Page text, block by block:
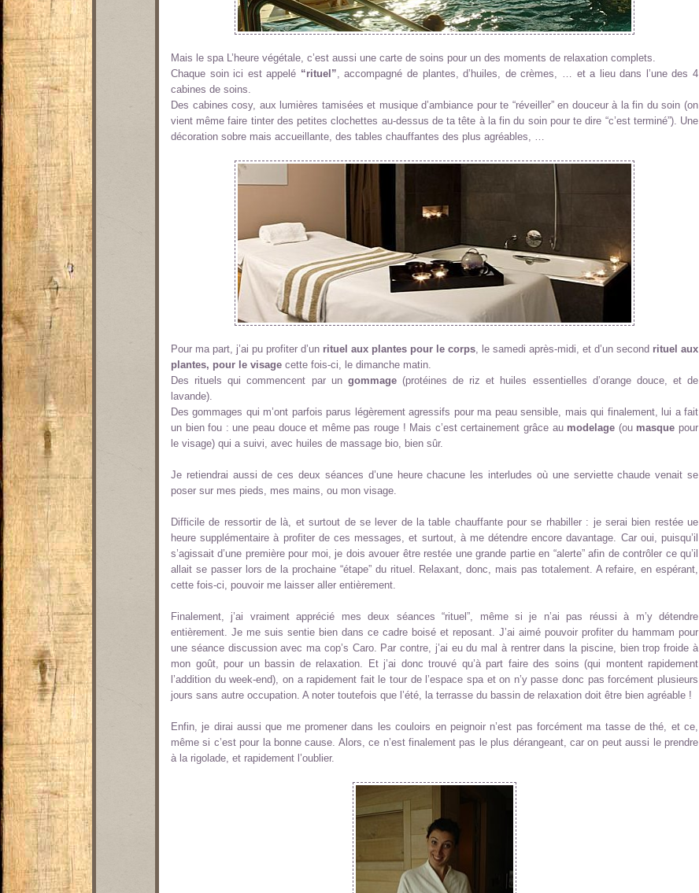
Mais le spa L’heure végétale, c’est aussi une carte de soins pour un des moments de relaxation complets.
Chaque soin ici est appelé “rituel”, accompagné de plantes, d’huiles, de crèmes, … et a lieu dans l’une des 4
cabines de soins.
Des cabines cosy, aux lumières tamisées et musique d’ambiance pour te “réveiller” en douceur à la fin du soin (on
vient même faire tinter des petites clochettes au-dessus de ta tête à la fin du soin pour te dire “c’est terminé”). Une
décoration sobre mais accueillante, des tables chauffantes des plus agréables, …
Pour ma part, j’ai pu profiter d’un rituel aux plantes pour le corps, le samedi après-midi, et d’un second rituel aux
plantes, pour le visage cette fois-ci, le dimanche matin.
Des rituels qui commencent par un gommage(protéines de riz et huiles essentielles d’orange douce, et de
lavande).
Des gommages qui m’ont parfois parus légèrement agressifs pour ma peau sensible, mais qui finalement, lui a fait
un bien fou : une peau douce et même pas rouge ! Mais c’est certainement grâce au modelage (ou masque pour
le visage) qui a suivi, avec huiles de massage bio, bien sûr.
Je retiendrai aussi de ces deux séances d’une heure chacune les interludes où une serviette chaude venait se
poser sur mes pieds, mes mains, ou mon visage.
Difficile de ressortir de là, et surtout de se lever de la table chauffante pour se rhabiller : je serai bien restée ue
heure supplémentaire à profiter de ces messages, et surtout, à me détendre encore davantage. Car oui, puisqu’il
s’agissait d’une première pour moi, je dois avouer être restée une grande partie en “alerte” afin de contrôler ce qu’il
allait se passer lors de la prochaine “étape” du rituel. Relaxant, donc, mais pas totalement. A refaire, en espérant,
cette fois-ci, pouvoir me laisser aller entièrement.
Finalement, j’ai vraiment apprécié mes deux séances “rituel”, même si je n’ai pas réussi à m’y détendre
entièrement. Je me suis sentie bien dans ce cadre boisé et reposant. J’ai aimé pouvoir profiter du hammam pour
une séance discussion avec ma cop’s Caro. Par contre, j’ai eu du mal à rentrer dans la piscine, bien trop froide à
mon goût, pour un bassin de relaxation. Et j’ai donc trouvé qu’à part faire des soins (qui montent rapidement
l’addition du week-end), on a rapidement fait le tour de l’espace spa et on n’y passe donc pas forcément plusieurs
jours sans autre occupation. A noter toutefois que l’été, la terrasse du bassin de relaxation doit être bien agréable !
Enfin, je dirai aussi que me promener dans les couloirs en peignoir n’est pas forcément ma tasse de thé, et ce,
même si c’est pour la bonne cause. Alors, ce n’est finalement pas le plus dérangeant, car on peut aussi le prendre
à la rigolade, et rapidement l’oublier.